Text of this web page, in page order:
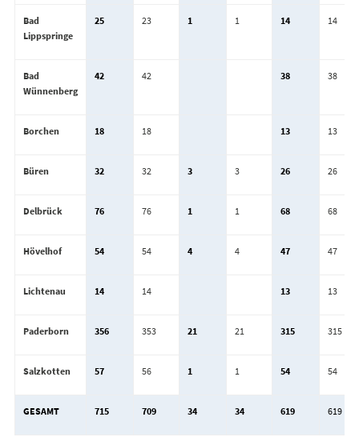
Bad
Lippspringe
25 23 1 1 14 14
Bad
Wünnenberg
42 42 38 38
Borchen 18 18 13 13
Büren 32 32 3 3 26 26
Delbrück 76 76 1 1 68 68
Hövelhof 54 54 4 4 47 47
Lichtenau 14 14 13 13
Paderborn 356 353 21 21 315 315
Salzkotten 57 56 1 1 54 54
GESAMT 715 709 34 34 619 619